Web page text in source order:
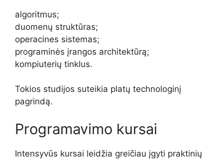
algoritmus;
duomenų struktūras;
operacines sistemas;
programinės įrangos architektūrą;
kompiuterių tinklus.
Tokios studijos suteikia platų technologinį
pagrindą.
Programavimo kursai
Intensyvūs kursai leidžia greičiau įgyti praktinių